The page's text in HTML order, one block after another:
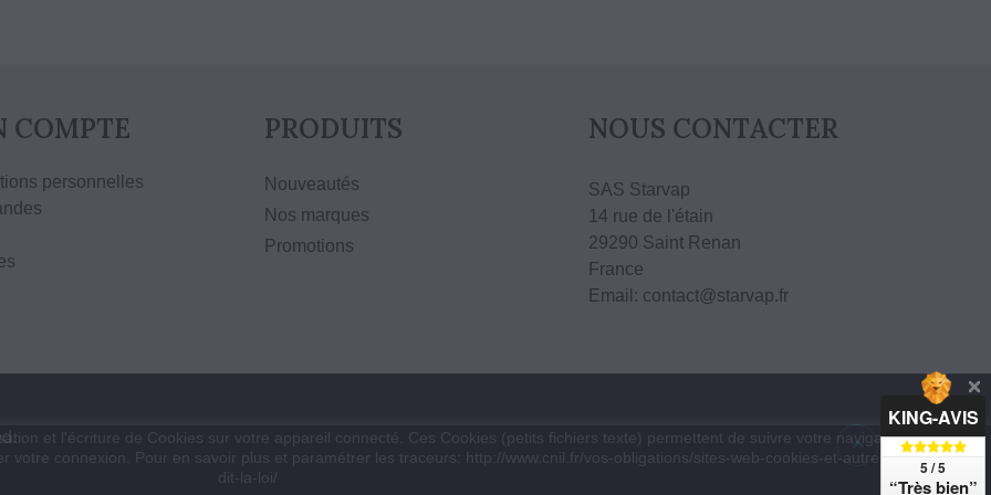
COMPTE
personnelles
PRODUITS
Nouveautés
Nos marques
Promotions
NOUS CONTACTER
SAS Starvap
14 rue de l'étain
29290 Saint Renan
France
Email: contact@starvap.fr
et l'écriture de Cookies sur votre appareil connecté. Ces Cookies (petits fichiers texte) permettent de suivre votre navigation, actualiser
connexion. Pour en savoir plus et paramétrer les traceurs: http://www.cnil.fr/vos-obligations/sites-web-cookies-et-autres-traceurs/que-
dit-la-loi/
KING-AVIS
5 / 5
“Très bien”